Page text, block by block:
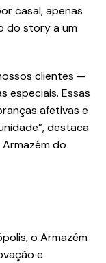
casal, apenas
do story a um
clientes —
especiais. Essas
afetivas e
destaca
do
o Armazém
e